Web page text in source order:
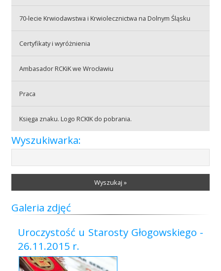
RODO
70-lecie Krwiodawstwa i Krwiolecznictwa na Dolnym Śląsku
Certyfikaty i wyróżnienia
Ambasador RCKiK we Wrocławiu
Praca
Praca
Księga znaku. Logo RCKIK do pobrania.
Wyszukiwarka:
Wyszukaj »
Galeria zdjęć
Uroczystość u Starosty Głogowskiego -
26.11.2015 r.